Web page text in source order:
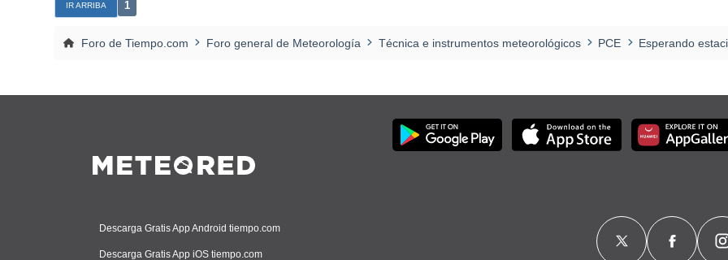
IR ARRIBA 1
Foro de Tiempo.com Foro general de Meteorología Técnica e instrumentos meteorológicos PCE Esperando
Descarga Gratis App Android tiempo.com
Descarga Gratis App iOS tiempo.com